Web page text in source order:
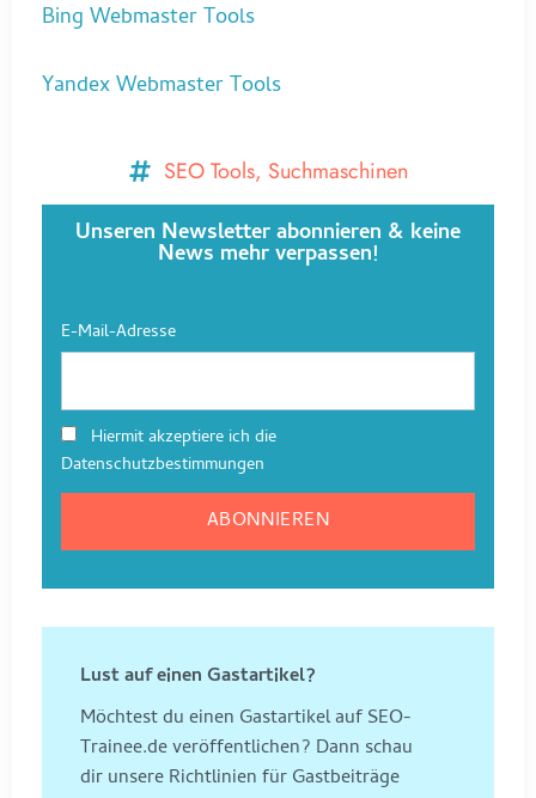
Bing Webmaster Tools
Yandex Webmaster Tools
SEO Tools, Suchmaschinen
Unseren Newsletter abonnieren & keine
News mehr verpassen!
E-Mail-Adresse
Hiermit akzeptiere ich die
Datenschutzbestimmungen
Lust auf einen Gastartikel?
Möchtest du einen Gastartikel auf SEO-
Trainee.de veröffentlichen? Dann schau
dir unsere Richtlinien für Gastbeiträge